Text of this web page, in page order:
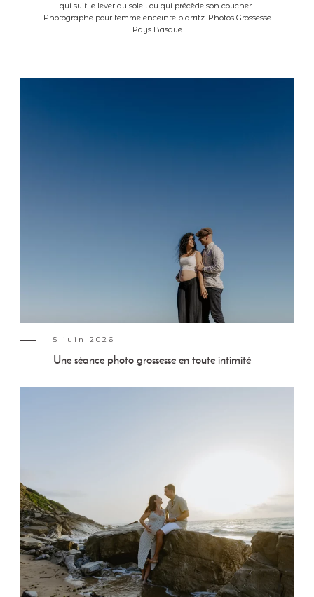
Clients
qui suit le lever du soleil ou qui précède son coucher.
Photographe pour femme enceinte biarritz. Photos Grossesse
Pays Basque
5 juin 2026
Une séance photo grossesse en toute intimité